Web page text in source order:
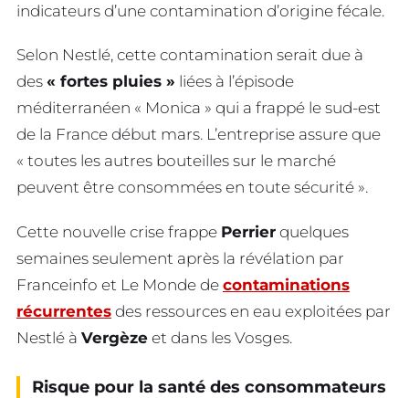
indicateurs d’une contamination d’origine fécale.
Selon Nestlé, cette contamination serait due à
des « fortes pluies » liées à l’épisode
méditerranéen « Monica » qui a frappé le sud-est
de la France début mars. L’entreprise assure que
« toutes les autres bouteilles sur le marché
peuvent être consommées en toute sécurité ».
Cette nouvelle crise frappe Perrier quelques
semaines seulement après la révélation par
Franceinfo et Le Monde de contaminations
récurrentes des ressources en eau exploitées par
Nestlé à Vergèze et dans les Vosges.
Risque pour la santé des consommateurs